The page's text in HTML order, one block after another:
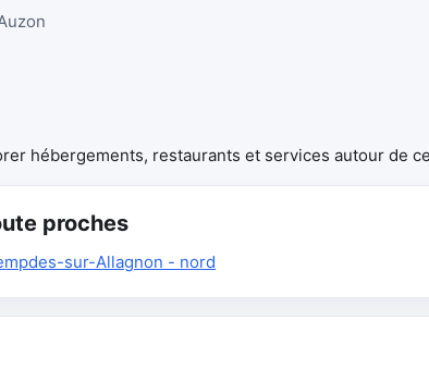
hébergements, restaurants et services autour de
proches
sur-Allagnon - nord